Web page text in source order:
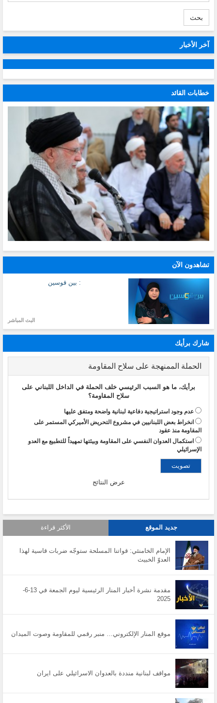
بحث
آخر الأخبار
خطابات القائد
تشاهدون الآن
: بين قوسين
البث المباشر
شارك برأيك
الحملة الممنهجة على سلاح المقاومة
برأيك، ما هو السبب الرئيسي خلف الحملة في الداخل اللبناني على
سلاح المقاومة؟
عدم وجود استراتيجية دفاعية لبنانية واضحة ومتفق عليها
انخراط بعض اللبنانيين في مشروع التحريض الأميركي المستمر على
المقاومة منذ عقود
استكمال العدوان النفسي على المقاومة وبيئتها تمهيداً للتطبيع مع العدو
الإسرائيلي
عرض النتائج
جديد الموقع الأكثر قراءة
الإمام الخامنئي: قواتنا المسلحة ستوجّه ضربات قاسية لهذا
العدوّ الخبيث
مقدمة نشرة أخبار المنار الرئيسية ليوم الجمعة في 13-6-
2025
موقع المنار الإلكتروني… منبر رقمي للمقاومة وصوت الميدان
مواقف لبنانية منددة بالعدوان الاسرائيلي على ايران